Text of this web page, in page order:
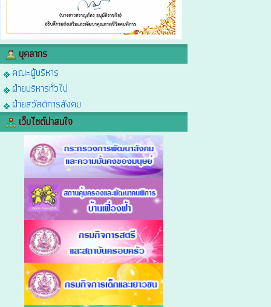
บุคลากร
คณะผู้บริหาร
ฝ่ายบริหารทั่วไป
ฝ่ายสวัสดิการสังคม
เว็บไซต์น่าสนใจ